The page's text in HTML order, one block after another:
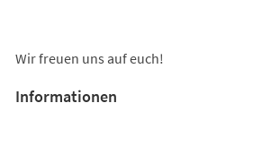
Wir freuen uns auf euch!
Informationen